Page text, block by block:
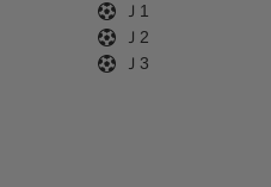
Ｊ1
Ｊ2
Ｊ3